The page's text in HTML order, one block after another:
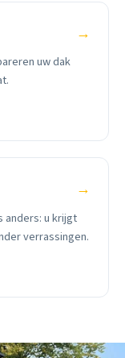
→
uw dak
→
anders: u krijgt
verrassingen.